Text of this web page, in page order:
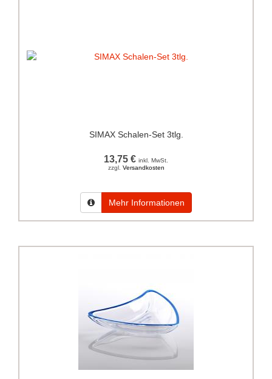
SIMAX Schalen-Set 3tlg.
13,75 € inkl. MwSt.
zzgl. Versandkosten
Mehr Informationen